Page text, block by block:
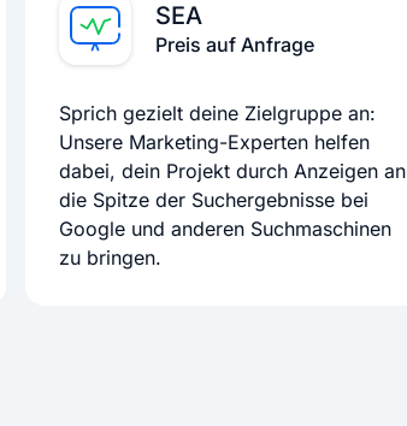
SEA
Preis auf Anfrage
Sprich gezielt deine Zielgruppe an:
Unsere Marketing-Experten helfen
dabei, dein Projekt durch Anzeigen an
die Spitze der Suchergebnisse bei
Google und anderen Suchmaschinen
zu bringen.